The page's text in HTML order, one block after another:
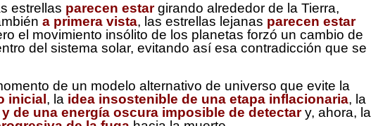
estrellas parecen estargirando alrededor de la Tierra,
a primera vista, las estrellas lejanas parecen estar
el movimiento insólito de los planetas forzó un cambio de
del sistema solar, evitando así esa contradicción que se
de un modelo alternativo de universo que evite la
inicial , la idea insostenible de una etapa inflacionaria, la
de una energía oscura imposible de detectary, ahora, la